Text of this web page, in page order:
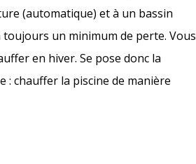
(automatique) et à un bassin
un minimum de perte. Vous
en hiver. Se pose donc la
: chauffer la piscine de manière